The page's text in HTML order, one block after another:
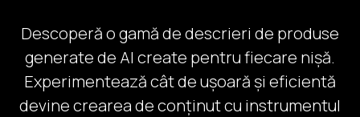
Descoperă o gamă de descrieri de produse
generate de AI create pentru fiecare nișă.
Experimentează cât de ușoară și eficientă
devine crearea de conținut cu instrumentul